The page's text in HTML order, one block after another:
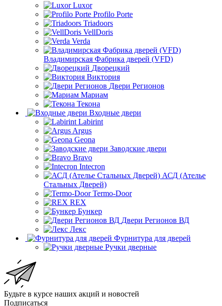
Luxor
Profilo Porte
Triadoors
VellDoris
Verda
Владимирская Фабрика дверей (VFD)
Дворецкий
Виктория
Двери Регионов
Мариам
Текона
Входные двери
Labirint
Argus
Geona
Заводские двери
Bravo
Intecron
АСД (Ателье
Стальных Дверей)
Termo-Door
REX
Бункер
Двери Регионов ВД
Лекс
Фурнитура для дверей
Ручки дверные
Будьте в курсе наших акций и новостей
Подписаться